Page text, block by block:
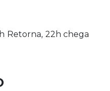
Retorna, 22h chega